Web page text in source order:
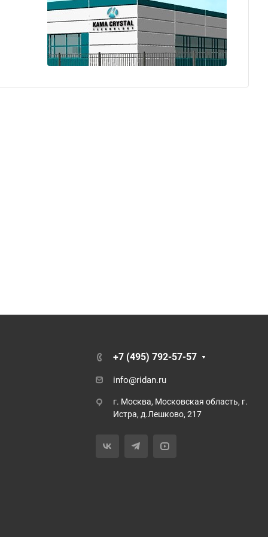
+7 (495) 792-57-57
info@ridan.ru
г. Москва, Московская область, г.
Истра, д.Лешково, 217